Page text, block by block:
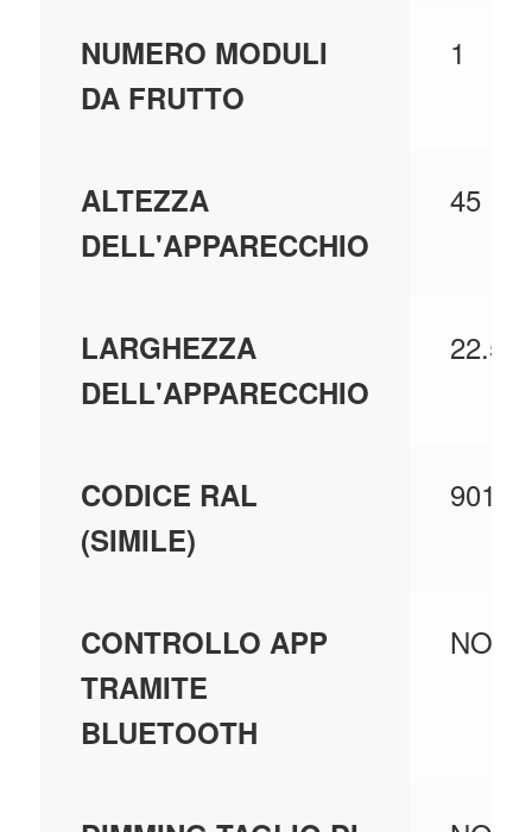
NUMERO MODULI
DA FRUTTO
1
ALTEZZA
DELL'APPARECCHIO
45
LARGHEZZA
DELL'APPARECCHIO
22.5
CODICE RAL
(SIMILE)
9010
CONTROLLO APP
TRAMITE
BLUETOOTH
NO